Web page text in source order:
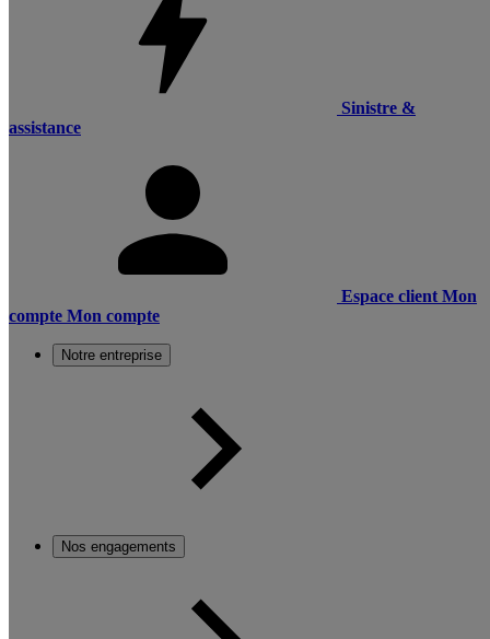
Sinistre &
assistance
Espace client Mon
compte Mon compte
Notre entreprise
Nos engagements